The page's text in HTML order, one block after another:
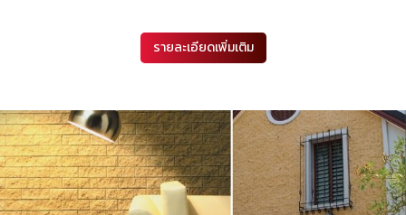
รายละเอียดเพิ่มเติม